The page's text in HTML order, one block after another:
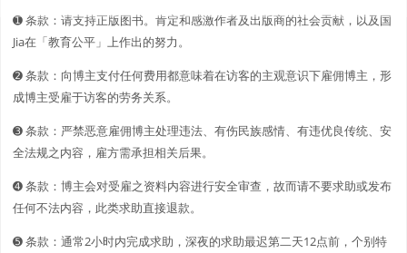
➊️ 条款：请支持正版图书。肯定和感激作者及出版商的社会贡献，以及国
Jia在「教育公平」上作出的努力。
➋️️ 条款：向博主支付任何费用都意味着在访客的主观意识下雇佣博主，形
成博主受雇于访客的劳务关系。
➌ 条款：严禁恶意雇佣博主处理违法、有伤民族感情、有违优良传统、安
全法规之内容，雇方需承担相关后果。
➍ 条款：博主会对受雇之资料内容进行安全审查，故而请不要求助或发布
任何不法内容，此类求助直接退款。
➎ 条款：通常2小时内完成求助，深夜的求助最迟第二天12点前，个别特